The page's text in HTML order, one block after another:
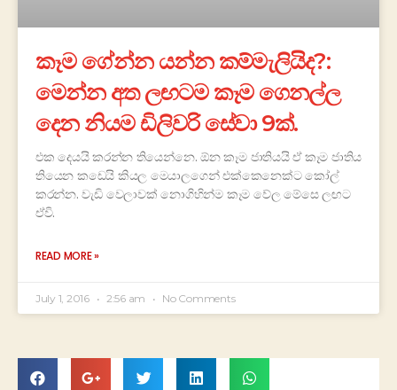
කෑම ගේන්න යන්න කම්මැලියිද?:
මෙන්න අත ලඟටම කෑම ගෙනල්ල
දෙන නියම ඩිලිවරි සේවා 9ක්.
එක දෙයයි කරන්න තියෙන්නෙ. ඕන කෑම ජාතියයි ඒ කෑම ජාතිය
තියෙන කඩෙයි කියල මෙයාලගෙන් එක්කෙනෙක්ට කෝල්
කරන්න. වැඩි වෙලාවක් නොගිහින්ම කෑම වේල මේසෙ ලඟට
ඒවි.
READ MORE »
July 1, 2016 2:56 am No Comments